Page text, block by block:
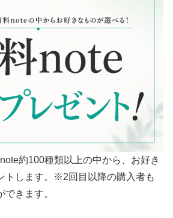
約100種類以上の中から、お好き
トします。※2回目以降の購入者も
きます。